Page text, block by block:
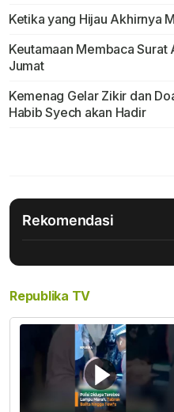
Ketika yang Hijau Akhirnya
Keutamaan Membaca
Jumat
Kemenag Gelar Zikir dan
Habib Syech akan Hadir
Rekomendasi
Republika TV